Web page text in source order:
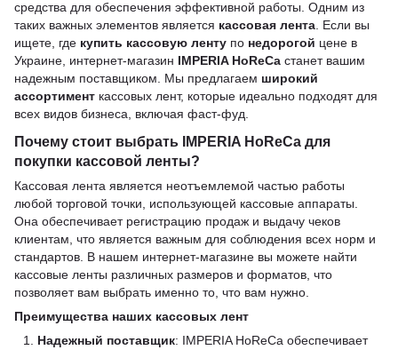
средства для обеспечения эффективной работы. Одним из
таких важных элементов является кассовая лента. Если вы
ищете, где купить кассовую ленту по недорогой цене в
Украине, интернет-магазин IMPERIA HoReCa станет вашим
надежным поставщиком. Мы предлагаем широкий
ассортимент кассовых лент, которые идеально подходят для
всех видов бизнеса, включая фаст-фуд.
Почему стоит выбрать IMPERIA HoReCa для
покупки кассовой ленты?
Кассовая лента является неотъемлемой частью работы
любой торговой точки, использующей кассовые аппараты.
Она обеспечивает регистрацию продаж и выдачу чеков
клиентам, что является важным для соблюдения всех норм и
стандартов. В нашем интернет-магазине вы можете найти
кассовые ленты различных размеров и форматов, что
позволяет вам выбрать именно то, что вам нужно.
Преимущества наших кассовых лент
Надежный поставщик: IMPERIA HoReCa обеспечивает